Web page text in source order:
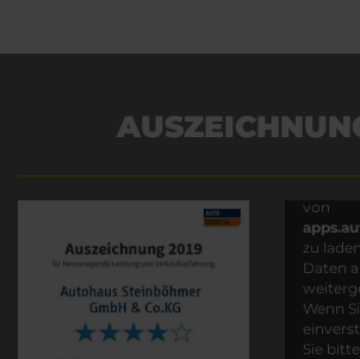
von
zu
Daten
Wenn
Sie